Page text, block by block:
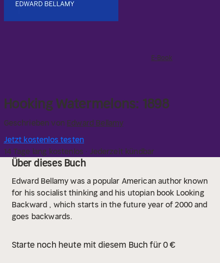
E-Book
Hooking Watermelons: 1898
Geschrieben von Edward Bellamy
Jetzt kostenlos testen
14 Tage lang kostenlos · Jederzeit kündbar
Über dieses Buch
Edward Bellamy was a popular American author known
for his socialist thinking and his utopian book Looking
Backward , which starts in the future year of 2000 and
goes backwards.
Starte noch heute mit diesem Buch für 0 €